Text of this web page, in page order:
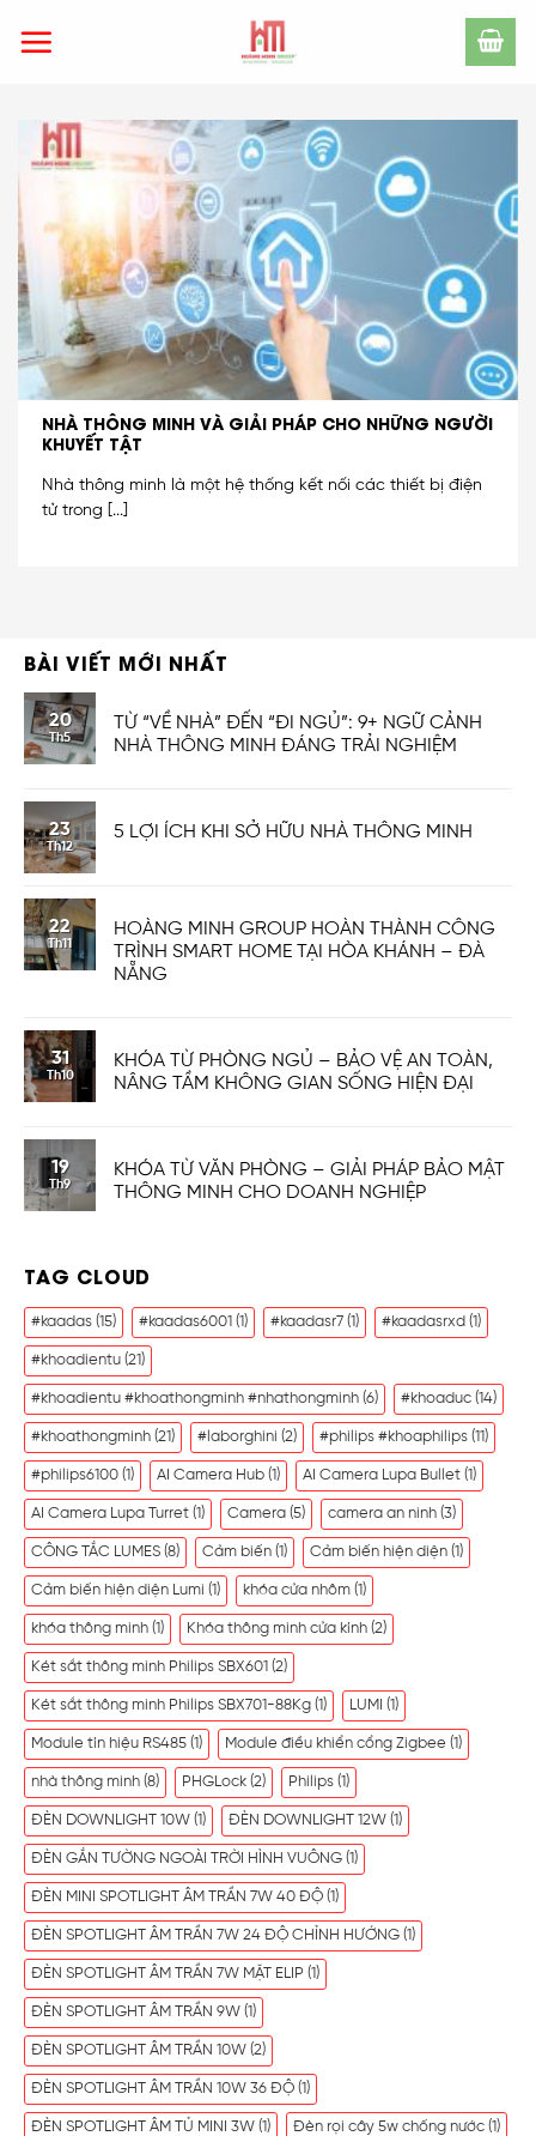
NHÀ THÔNG MINH VÀ GIẢI PHÁP CHO NHỮNG NGƯỜI
KHUYẾT TẬT
Nhà thông minh là một hệ thống kết nối các thiết bị điện
tử trong [...]
BÀI VIẾT MỚI NHẤT
20
Th5
TỪ “VỀ NHÀ” ĐẾN “ĐI NGỦ”: 9+ NGỮ CẢNH
NHÀ THÔNG MINH ĐÁNG TRẢI NGHIỆM
23
Th12
5 LỢI ÍCH KHI SỞ HỮU NHÀ THÔNG MINH
22
Th11
HOÀNG MINH GROUP HOÀN THÀNH CÔNG
TRÌNH SMART HOME TẠI HÒA KHÁNH – ĐÀ
NẴNG
31
Th10
KHÓA TỪ PHÒNG NGỦ – BẢO VỆ AN TOÀN,
NÂNG TẦM KHÔNG GIAN SỐNG HIỆN ĐẠI
19
Th9
KHÓA TỪ VĂN PHÒNG – GIẢI PHÁP BẢO MẬT
THÔNG MINH CHO DOANH NGHIỆP
TAG CLOUD
#kaadas (15) #kaadas6001 (1) #kaadasr7 (1) #kaadasrxd (1)
#khoadientu (21)
#khoadientu #khoathongminh #nhathongminh (6) #khoaduc (14)
#khoathongminh (21) #laborghini (2) #philips #khoaphilips (11)
#philips6100 (1) AI Camera Hub (1) AI Camera Lupa Bullet (1)
AI Camera Lupa Turret (1) Camera (5) camera an ninh (3)
CÔNG TẮC LUMES (8) Cảm biến (1) Cảm biến hiện diện (1)
Cảm biến hiện diện Lumi (1) khóa cửa nhôm (1)
khóa thông minh (1) Khóa thông minh cửa kính (2)
Két sắt thông minh Philips SBX601 (2)
Két sắt thông minh Philips SBX701-88Kg (1) LUMI (1)
Module tín hiệu RS485 (1) Module điều khiển cổng Zigbee (1)
nhà thông minh (8) PHGLock (2) Philips (1)
ĐÈN DOWNLIGHT 10W (1) ĐÈN DOWNLIGHT 12W (1)
ĐÈN GẮN TƯỜNG NGOÀI TRỜI HÌNH VUÔNG (1)
ĐÈN MINI SPOTLIGHT ÂM TRẦN 7W 40 ĐỘ (1)
ĐÈN SPOTLIGHT ÂM TRẦN 7W 24 ĐỘ CHỈNH HƯỚNG (1)
ĐÈN SPOTLIGHT ÂM TRẦN 7W MẶT ELIP (1)
ĐÈN SPOTLIGHT ÂM TRẦN 9W (1)
ĐÈN SPOTLIGHT ÂM TRẦN 10W (2)
ĐÈN SPOTLIGHT ÂM TRẦN 10W 36 ĐỘ (1)
ĐÈN SPOTLIGHT ÂM TỦ MINI 3W (1) Đèn rọi cây 5w chống nước (1)